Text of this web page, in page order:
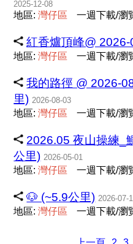
2025-12-08
地區:灣仔區 一週下載/瀏
紅香爐頂峰@
地區:灣仔區 一週下載/瀏
我的路徑 @ 2026-
里) 2026-08-03
地區:灣仔區 一週下載/瀏
2026.05 夜山操練_
公里) 2026-05-01
地區:灣仔區 一週下載/瀏
🐶 (~5.9公里) 2026-07-
地區:灣仔區 一週下載/瀏